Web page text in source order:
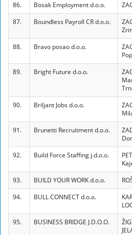
86.
Bosak Employment d.o.o.
87.
Boundless Payroll CR d.o.o.
88.
Bravo posao d.o.o.
89.
Bright Future d.o.o.
90.
Briljant Jobs d.o.o.
91.
Brunetti Recruitment d.o.o.
92.
Build Force Staffing j.d.o.o.
93.
BUILD YOUR WORK d.o.o.
94.
BULL CONNECT d.o.o.
95.
BUSINESS BRIDGE J.D.O.O.